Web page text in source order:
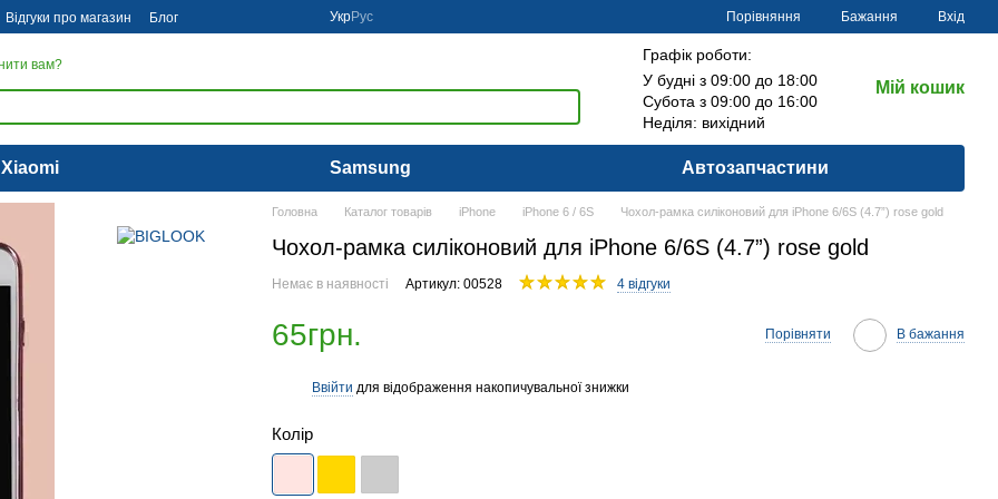
Відгуки про магазин Блог УкрРус Порівняння Бажання Вхід
вам?
Графік роботи:
У будні з 09:00 до 18:00
Субота з 09:00 до 16:00
Неділя: вихідний
Мій кошик
Xiaomi Samsung Автозапчастини
Головна Каталог товарів iPhone iPhone 6 / 6S Чохол-рамка силіконовий для iPhone 6/6S (4.7”) rose gold
Чохол-рамка силіконовий для iPhone 6/6S (4.7”) rose gold
Немає в наявності Артикул: 00528 4 відгуки
65грн. Порівняти В бажання
Ввійти для відображення накопичувальної знижки
Колір